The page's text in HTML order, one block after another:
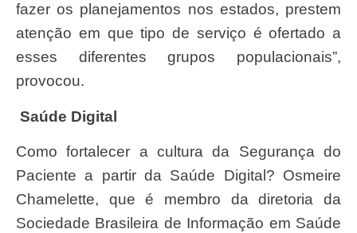
fazer os planejamentos nos estados, prestem
atenção em que tipo de serviço é ofertado a
esses diferentes grupos populacionais”,
provocou.
Saúde Digital
Como fortalecer a cultura da Segurança do
Paciente a partir da Saúde Digital? Osmeire
Chamelette, que é membro da diretoria da
Sociedade Brasileira de Informação em Saúde